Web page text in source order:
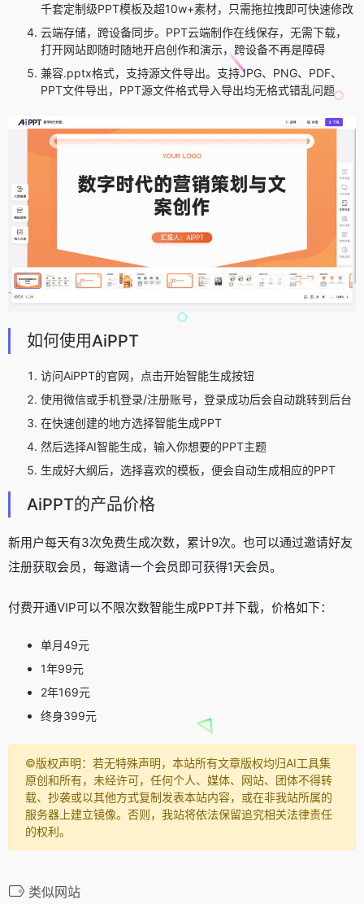
千套定制级PPT模板及超10w+素材，只需拖拉拽即可快速修改
云端存储，跨设备同步。PPT云端制作在线保存，无需下载，
打开网站即随时随地开启创作和演示，跨设备不再是障碍
兼容.pptx格式，支持源文件导出。支持JPG、PNG、PDF、
PPT文件导出，PPT源文件格式导入导出均无格式错乱问题
如何使用AiPPT
访问AiPPT的官网，点击开始智能生成按钮
使用微信或手机登录/注册账号，登录成功后会自动跳转到后台
在快速创建的地方选择智能生成PPT
然后选择AI智能生成，输入你想要的PPT主题
生成好大纲后，选择喜欢的模板，便会自动生成相应的PPT
AiPPT的产品价格
新用户每天有3次免费生成次数，累计9次。也可以通过邀请好友
注册获取会员，每邀请一个会员即可获得1天会员。
付费开通VIP可以不限次数智能生成PPT并下载，价格如下：
单月49元
1年99元
2年169元
终身399元
©️版权声明：若无特殊声明，本站所有文章版权均归AI工具集
原创和所有，未经许可，任何个人、媒体、网站、团体不得转
载、抄袭或以其他方式复制发表本站内容，或在非我站所属的
服务器上建立镜像。否则，我站将依法保留追究相关法律责任
的权利。
类似网站